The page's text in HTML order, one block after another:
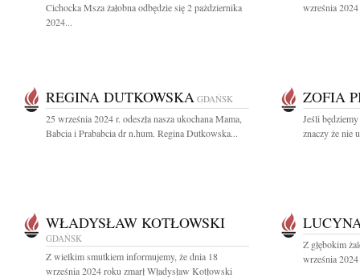
Cichocka Msza żałobna odbędzie się 2 pażdziernika
2024...
wzreśnia 2024
REGINA DUTKOWSKA GDAŃSK
25 września 2024 r. odeszła nasza ukochana Mama,
Babcia i Prababcia dr n.hum. Regina Dutkowska...
ZOFIA
Jeśli
znaczy że nie
WŁADYSŁAW KOTŁOWSKI
GDAŃSK
Z wielkim smutkiem informujemy, że dnia 18
września 2024 roku zmarł Władysław Kotłowski
Z głębokim
września 2024